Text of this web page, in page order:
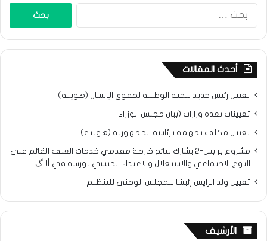
أحدث المقالات
تعيين رئيس جديد للجنة الوطنية لحقوق الإنسان (هويته)
تعيينات بعدة وزارات (بيان مجلس الوزراء
تعيين مكلف بمهمة برئاسة الجمهورية (هويته)
مشروع برابس-2 يشارك نتائح خارطة مقدمي خدمات العنف القائم على
النوع الاجتماعي والاستغلال والاعتداء الجنسي بورشة في ألاگ
تعيين ولد الرايس رئيسًا للمجلس الوطني للتنظيم
الأرشيف